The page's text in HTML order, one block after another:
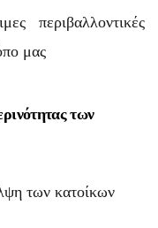
περιβαλλοντικές
μας
των
των κατοίκων